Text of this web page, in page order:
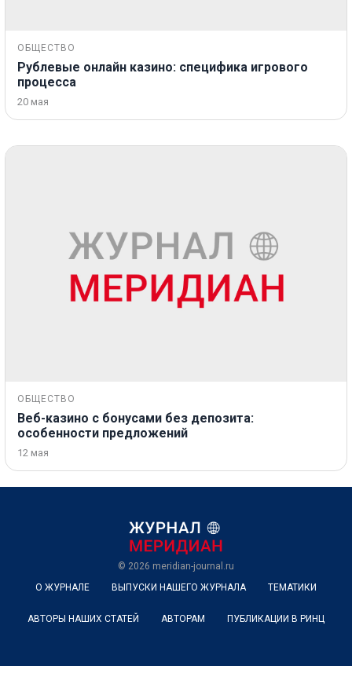
ОБЩЕСТВО
Рублевые онлайн казино: специфика игрового
процесса
20 мая
ОБЩЕСТВО
Веб-казино с бонусами без депозита:
особенности предложений
12 мая
© 2026 meridian-journal.ru
О ЖУРНАЛЕ
ВЫПУСКИ НАШЕГО ЖУРНАЛА ТЕМАТИКИ
АВТОРЫ НАШИХ СТАТЕЙ АВТОРАМ ПУБЛИКАЦИИ В РИНЦ